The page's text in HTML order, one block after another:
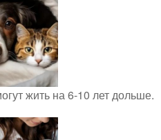
жить на 6-10 лет дольше.